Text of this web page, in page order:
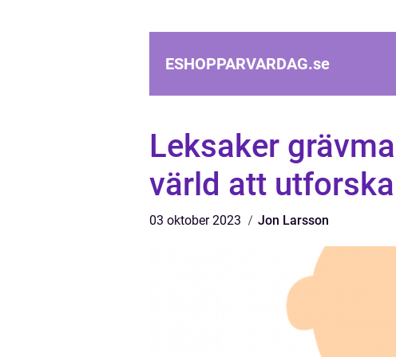
ESHOPPARVARDAG.se
Leksaker
värld att utforska
03 oktober 2023 Jon Larsson